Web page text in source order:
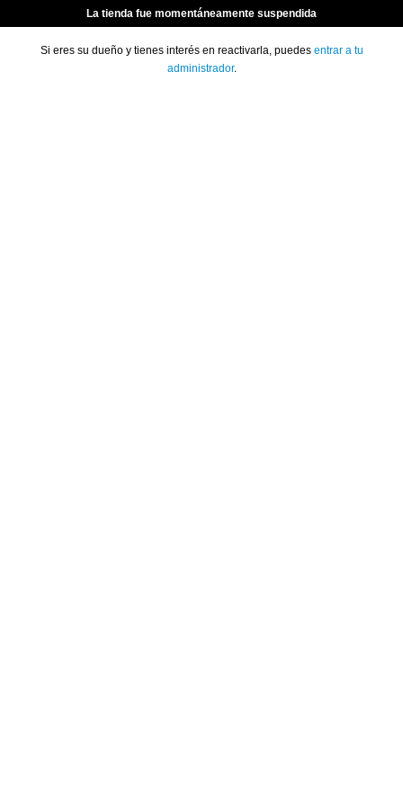
La tienda fue momentáneamente suspendida
Si eres su dueño y tienes interés en reactivarla, puedes entrar a tu
administrador.